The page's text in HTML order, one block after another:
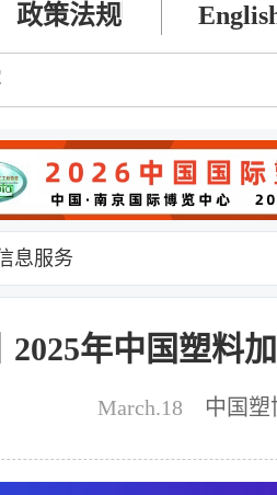
政策法规
息服务
2025年中国塑料
March.18 中国塑